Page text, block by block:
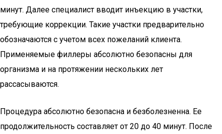
минут. Далее специалист вводит инъекцию в участки,
требующие коррекции. Такие участки предварительно
обозначаются с учетом всех пожеланий клиента.
Применяемые филлеры абсолютно безопасны для
организма и на протяжении нескольких лет
рассасываются.
Процедура абсолютно безопасна и безболезненна. Ее
продолжительность составляет от 20 до 40 минут. После